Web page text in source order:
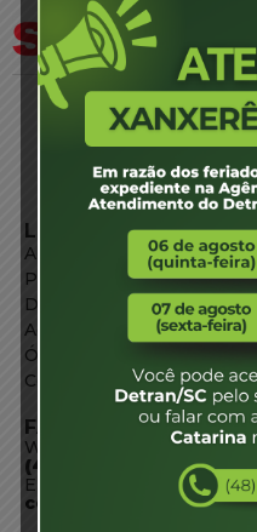
LINKS EXTERNOS
Agência de Notícias
Portal de Serviços
Diário Oficial
Acesso à Informação
Órgãos do Governo
Conheça SC
FALE CONOSCO
WhatsApp:
(48) 3664-1800
E-mail: